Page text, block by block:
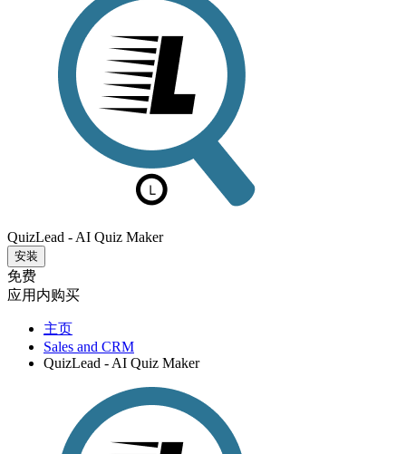
QuizLead - AI Quiz Maker
安装
免费
应用内购买
主页
Sales and CRM
QuizLead - AI Quiz Maker